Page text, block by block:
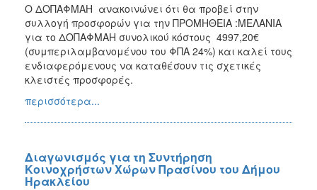
Ο ΔΟΠΑΦΜΑΗ ανακοινώνει ότι θα προβεί στην
συλλογή προσφορών για την ΠΡΟΜΗΘΕΙΑ :ΜΕΛΑΝΙΑ
για το ΔΟΠΑΦΜΑΗ συνολικού κόστους 4997,20€
(συμπεριλαμβανομένου του ΦΠΑ 24%) και καλεί τους
ενδιαφερόμενους να καταθέσουν τις σχετικές
κλειστές προσφορές.
περισσότερα...
Διαγωνισμός για τη Συντήρηση
Κοινοχρήστων Χώρων Πρασίνου του Δήμου
Ηρακλείου